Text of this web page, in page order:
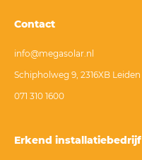
Contact
info@megasolar.nl
Schipholweg 9, 2316XB Leiden
071 310 1600
Erkend installatiebedrijf